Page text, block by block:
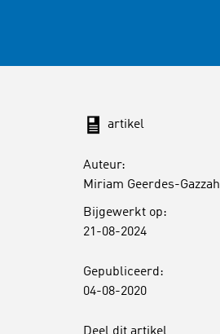
artikel
Auteur:
Miriam Geerdes-Gazzah
Bijgewerkt op:
21-08-2024
Gepubliceerd:
04-08-2020